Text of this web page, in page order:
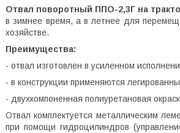
Отвал поворотный ППО-2,3Г на
в зимнее время, а в летнее для
хозяйстве.
Преимущества:
- отвал изготовлен в усиленном
- в конструкции применяются
- двухкомпоненная полиуретановая
Отвал комплектуется металлическим
при помощи гидроцилиндров